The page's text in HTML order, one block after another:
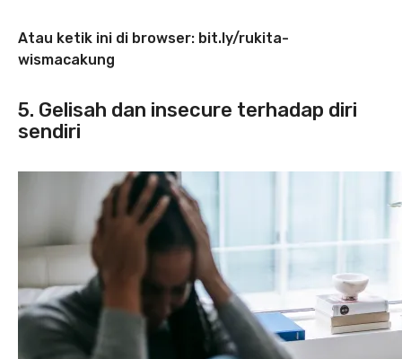
Atau ketik ini di browser: bit.ly/rukita-
wismacakung
5. Gelisah dan insecure terhadap diri
sendiri